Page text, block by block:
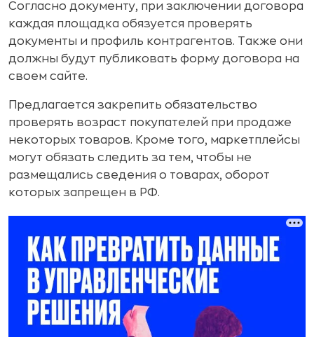
Согласно документу, при заключении договора
каждая площадка обязуется проверять
документы и профиль контрагентов. Также они
должны будут публиковать форму договора на
своем сайте.
Предлагается закрепить обязательство
проверять возраст покупателей при продаже
некоторых товаров. Кроме того, маркетплейсы
могут обязать следить за тем, чтобы не
размещались сведения о товарах, оборот
которых запрещен в РФ.